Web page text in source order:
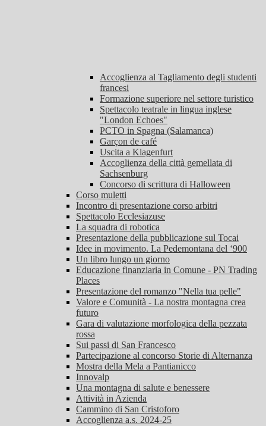
Accoglienza al Tagliamento degli studenti
francesi
Formazione superiore nel settore turistico
Spettacolo teatrale in lingua inglese
"London Echoes"
PCTO in Spagna (Salamanca)
Garçon de café
Uscita a Klagenfurt
Accoglienza della città gemellata di
Sachsenburg
Concorso di scrittura di Halloween
Corso muletti
Incontro di presentazione corso arbitri
Spettacolo Ecclesiazuse
La squadra di robotica
Presentazione della pubblicazione sul Tocai
Idee in movimento. La Pedemontana del ‘900
Un libro lungo un giorno
Educazione finanziaria in Comune - PN Trading
Places
Presentazione del romanzo "Nella tua pelle"
Valore e Comunità - La nostra montagna crea
futuro
Gara di valutazione morfologica della pezzata
rossa
Sui passi di San Francesco
Partecipazione al concorso Storie di Alternanza
Mostra della Mela a Pantianicco
Innovalp
Una montagna di salute e benessere
Attività in Azienda
Cammino di San Cristoforo
Accoglienza a.s. 2024-25